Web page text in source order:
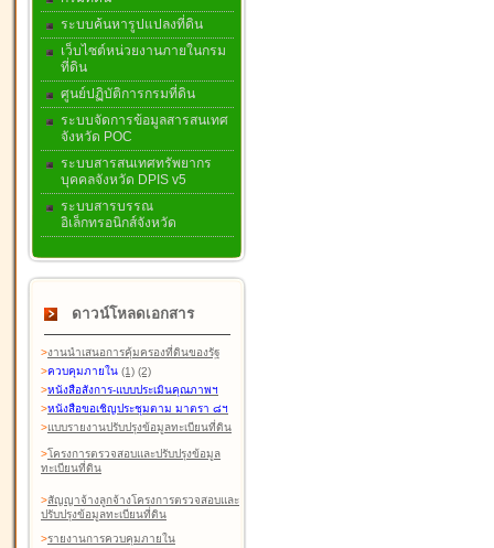
ระบบค้นหารูปแปลงที่ดิน
เว็บไซต์หน่วยงานภายในกรม
ที่ดิน
ศูนย์ปฏิบัติการกรมที่ดิน
ระบบจัดการข้อมูลสารสนเทศ
จังหวัด POC
ระบบสารสนเทศทรัพยากร
บุคคลจังหวัด DPIS v5
ระบบสารบรรณ
อิเล็กทรอนิกส์จังหวัด
ดาวน์โหลดเอกสาร
>งานนำเสนอการคุ้มครองที่ดินของรัฐ
>ควบคุมภายใน (1) (2)
>หนังสือสังการ-แบบประเมินคุณภาพฯ
>หนังสือขอเชิญประชุมตาม มาตรา ๘ฯ
>แบบรายงานปรับปรุงข้อมูลทะเบียนที่ดิน
>โครงการตรวจสอบและปรับปรุงข้อมูล
ทะเบียนที่ดิน
>สัญญาจ้างลูกจ้างโครงการตรวจสอบและ
ปรับปรุงข้อมูลทะเบียนที่ดิน
>รายงานการควบคุมภายใน